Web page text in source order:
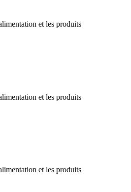
et les produits
et les produits
et les produits